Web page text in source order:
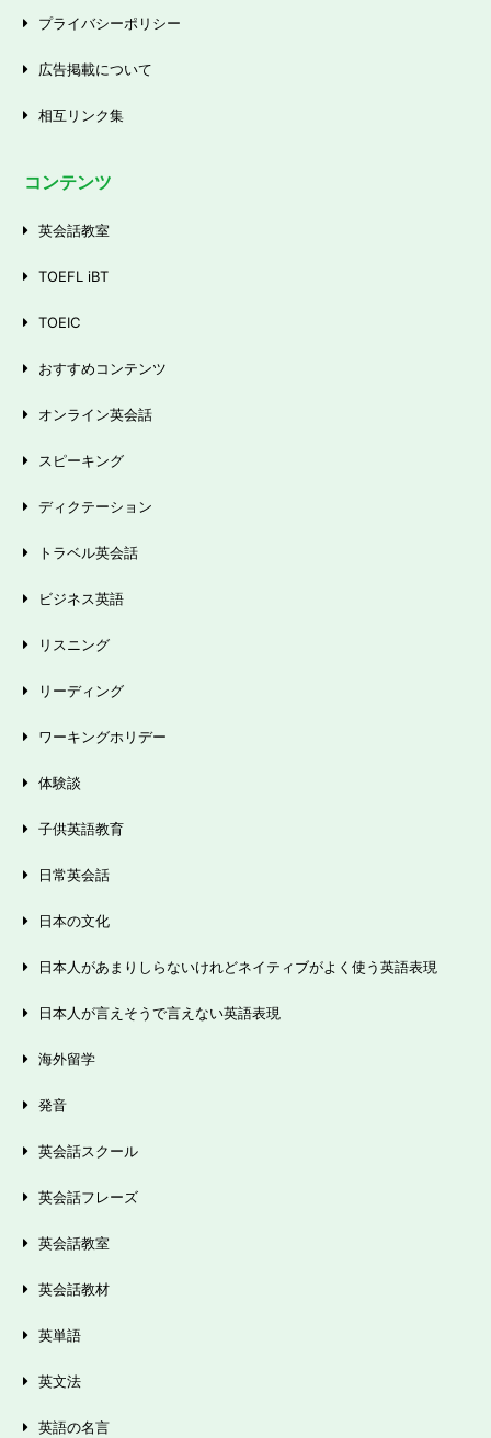
プライバシーポリシー
広告掲載について
相互リンク集
コンテンツ
英会話教室
TOEFL iBT
TOEIC
おすすめコンテンツ
オンライン英会話
スピーキング
ディクテーション
トラベル英会話
ビジネス英語
リスニング
リーディング
ワーキングホリデー
体験談
子供英語教育
日常英会話
日本の文化
日本人があまりしらないけれどネイティブがよく使う英語表現
日本人が言えそうで言えない英語表現
海外留学
発音
英会話スクール
英会話フレーズ
英会話教室
英会話教材
英単語
英文法
英語の名言